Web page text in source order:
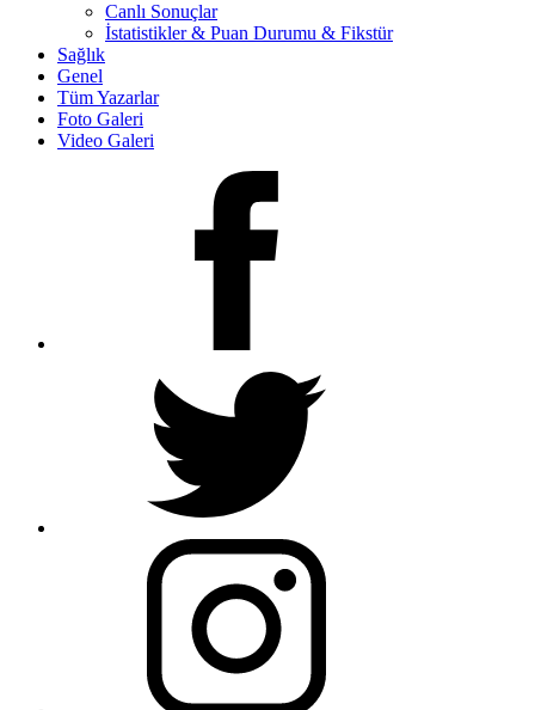
Canlı Sonuçlar
İstatistikler & Puan Durumu & Fikstür
Sağlık
Genel
Tüm Yazarlar
Foto Galeri
Video Galeri